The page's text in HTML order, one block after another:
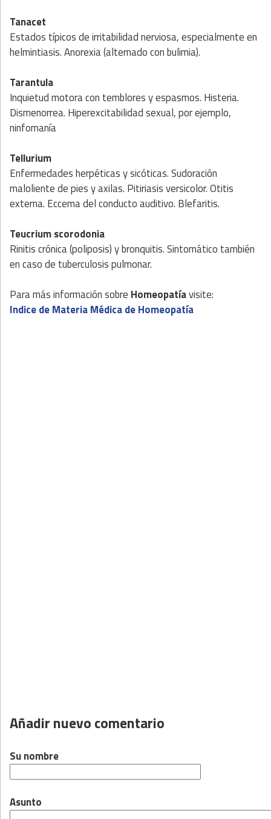
Tanacet
Estados típicos de irritabilidad nerviosa, especialmente en
helmintiasis. Anorexia (alternado con bulimia).
Tarantula
Inquietud motora con temblores y espasmos. Histeria.
Dismenorrea. Hiperexcitabilidad sexual, por ejemplo,
ninfomanía
Tellurium
Enfermedades herpéticas y sicóticas. Sudoración
maloliente de pies y axilas. Pitiriasis versicolor. Otitis
externa. Eccema del conducto auditivo. Blefaritis.
Teucrium scorodonia
Rinitis crónica (poliposis) y bronquitis. Sintomático también
en caso de tuberculosis pulmonar.
Para más información sobre Homeopatíavisite:
Indice de Materia Médica de Homeopatía
Añadir nuevo comentario
Su nombre
Asunto